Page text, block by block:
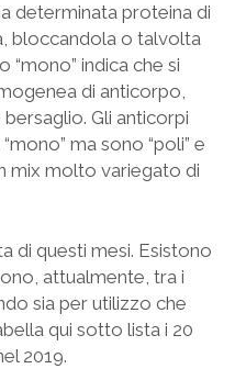
determinata proteina di
bloccandola o talvolta
indica che si
di anticorpo,
Gli anticorpi
ma sono “poli” e
mix molto variegato di
di questi mesi. Esistono
attualmente, tra i
sia per utilizzo che
qui sotto lista i 20
2019.